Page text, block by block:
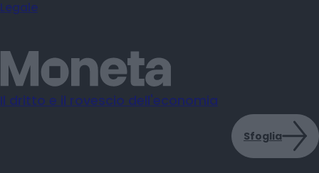
Legale
Il dritto e il rovescio dell'economia
Sfoglia